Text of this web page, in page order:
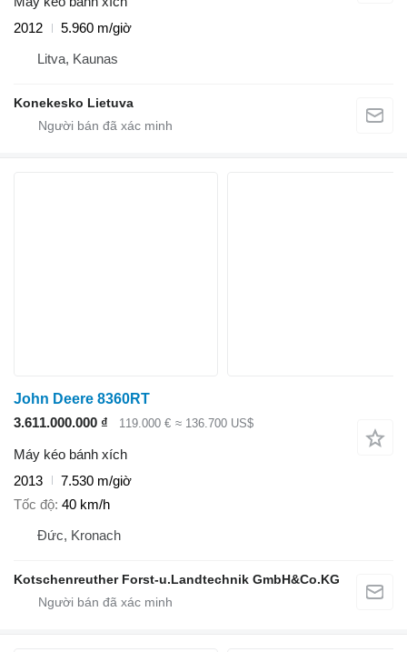
2012
5.960 m/giờ
Litva, Kaunas
Konekesko Lietuva
John Deere 8360RT
3.611.000.000 ₫
119.000 € ≈ 136.700 US$
Máy kéo bánh xích
2013
7.530 m/giờ
Tốc độ 40 km/h
Đức, Kronach
Kotschenreuther Forst-u.Landtechnik GmbH&Co.KG